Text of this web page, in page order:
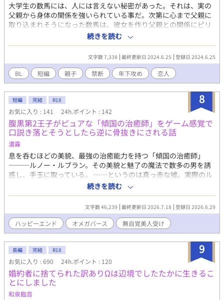
大学生の数馬には、人には言えない秘密があった。それは、実の
父親から身体の関係を強いられている事だ。次第に心まで父親に
取り込まれそうになった数馬は、彼女を作り父親との関係にピリ
オドを打とうとする。だが、父の誘惑は止まる事はなかった。 実
の親子による禁断の関係です。
続きを読む
文字数 7,338 最終更新日 2024.6.25 登録日 2024.6.25
BL 短編 親子 禁断 年下攻め 恋人
8
短編 完結 R18
お気に入り : 141 24h.ポイント : 142
腹黒第2王子がピュアな「傾国の治癒師」をゲーム感覚で
口説き落とそうとしたら逆に骨抜きにされる話
濃霧
息を呑むほどの美貌、最強の治癒能力を持つ「傾国の治癒師」
―――ルノー・ルブラン。その美貌と魅了の魔法で数多の男を誘
惑し、手玉に取っている。 ……というのは真っ赤な嘘。実際のル
ノーは恋愛経験ゼロで、研究好きな一介の治癒師。ただし最強。
プレイボーイで有名な第2王子に目をつけられ、毎日のように口説
かれるけれど、ピュアで鈍感なルノーは気づくはずもなく。普通
に接すれば接するほど、第2王子のプライドに火をつけてしまう。
続きを読む
文字数 46,239 最終更新日 2026.7.18 登録日 2026.6.29
ハッピーエンド オメガバース 無自覚美人受け
9
長編 完結 R18
お気に入り : 690 24h.ポイント : 120
婚約者に捨てられた訳ありΩは辺境でしたたかに生きるこ
とにしました
和泉臨音